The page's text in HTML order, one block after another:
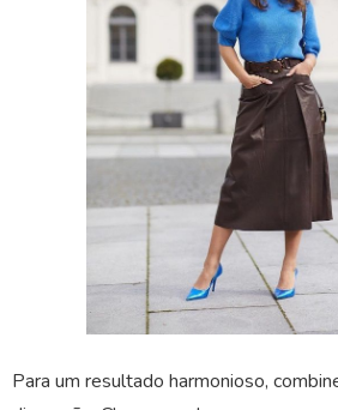
Para um resultado harmonioso,